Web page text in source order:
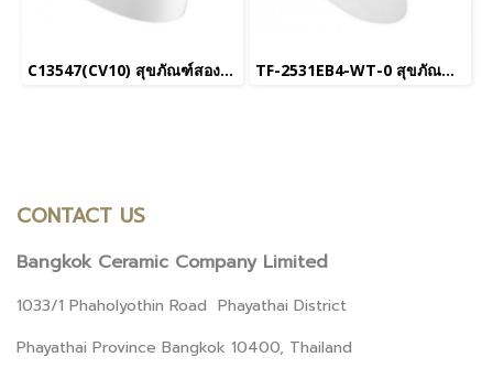
C13547(CV10) สุขภัณฑ์สองชิ้น รุ่น ริเวียร่า โปร พร้อมฝารองนั่งอัตโนมัติ C9210 (UC+) TF-2531EB4-WT-0 สุขภัณฑ์ชิ้นเดียว ใช้น้ำ 3/4.2 L รุ่น Neo Modern พร้อม EB-NB07SL1 ฝารองนั่งอเนกประสงค์ (ใช้ไฟฟ้า) รุ่น Pristine
CONTACT US
Bangkok Ceramic Company Limited
1033/1 Phaholyothin Road Phayathai District
Phayathai Province Bangkok 10400, Thailand